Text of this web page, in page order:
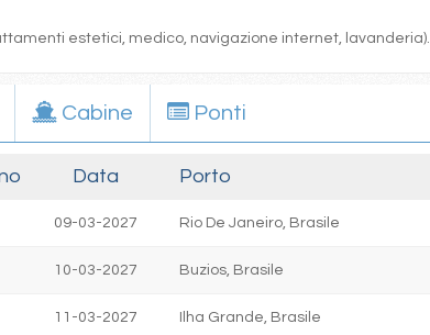
estetici, medico, navigazione internet, lavanderia).
Cabine Ponti
Data Porto
09-03-2027 Rio De Janeiro, Brasile
10-03-2027 Buzios, Brasile
11-03-2027 Ilha Grande, Brasile